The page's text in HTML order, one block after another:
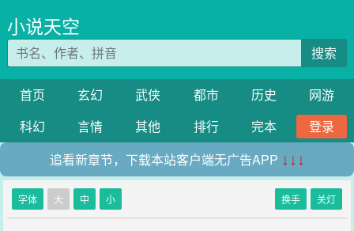
小说天空
搜索
首页 玄幻 武侠 都市 历史
网游
科幻
言情 其他 排行 完本
登录
追看新章节，下载本站客户端无广告APP ↓↓↓
字体 大 中 小 换手 关灯